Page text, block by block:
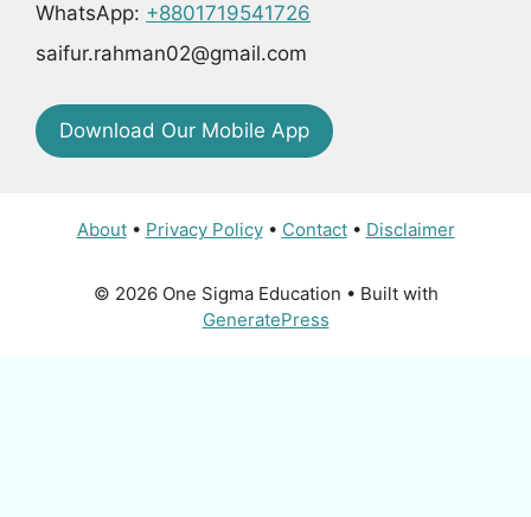
WhatsApp: +8801719541726
saifur.rahman02@gmail.com
Download Our Mobile App
About• Privacy Policy• Contact• Disclaimer
© 2026 One Sigma Education • Built with
GeneratePress